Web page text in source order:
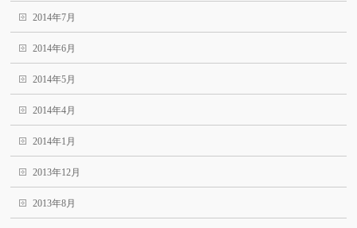
2014年7月
2014年6月
2014年5月
2014年4月
2014年1月
2013年12月
2013年8月